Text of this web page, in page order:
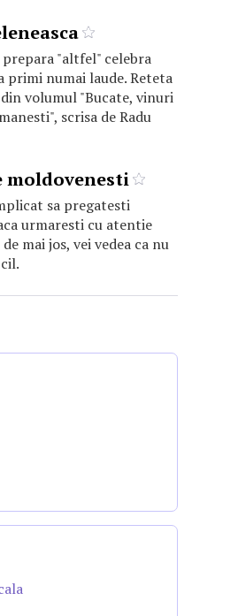
"altfel" celebra
primi numai laude. Reteta
volumul "Bucate, vinuri
scrisa de Radu
moldovenesti
sa pregatesti
urmaresti cu atentie
mai jos, vei vedea ca nu